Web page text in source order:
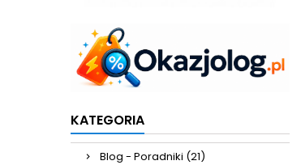
KATEGORIA
Blog - Poradniki (21)